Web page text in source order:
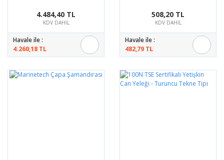
4.484,40 TL
KDV DAHİL
Havale ile :
4.260,18 TL
508,20 TL
KDV DAHİL
Havale ile :
482,79 TL